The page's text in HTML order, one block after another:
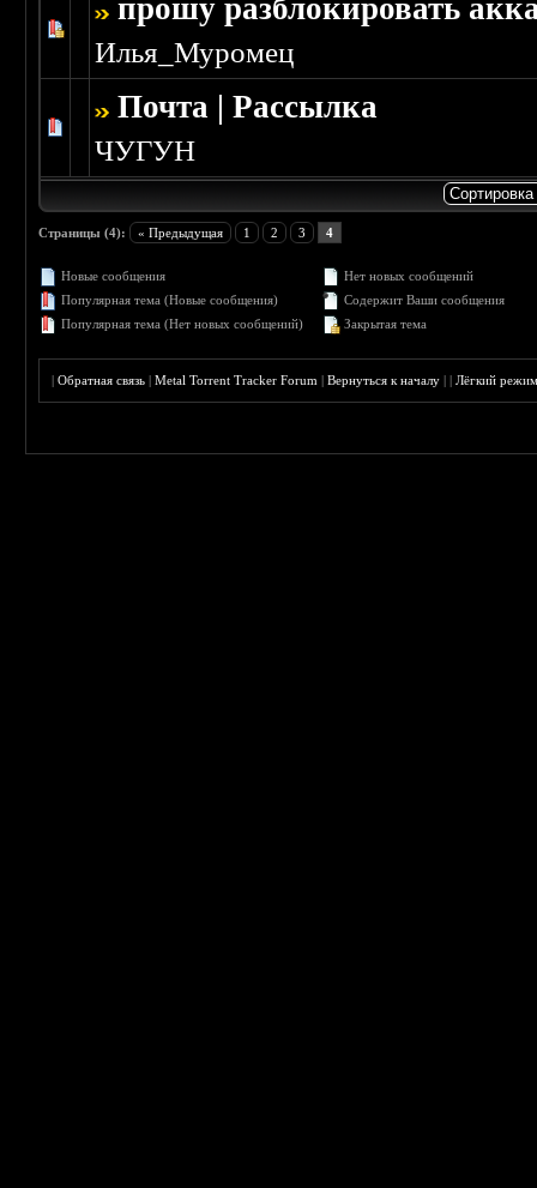
прошу разблокировать
Илья_Муромец
Голосов: 2 - Средняя оценка: 1.5 из 5
12
Почта | Рассылка
ЧУГУН
Голосов: 0 - Средняя оценка: 0 из 5
Страницы (4): « Предыдущая 1 2 3 4
Новые сообщения
Популярная тема (Новые сообщения)
Популярная тема (Нет новых сообщений)
Нет новых сообщений
Содержит Ваши сообщения
Закрытая тема
|Обратная связь |Metal Torrent Tracker Forum |Вернуться к началу ||Лёгкий